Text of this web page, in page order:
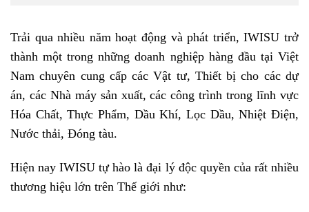
Trải qua nhiều năm hoạt động và phát triển,IWISU trở
thành một trong những doanh nghiệp hàng đầu tại Việt
Nam chuyên cung cấp các Vật tư, Thiết bị cho các dự
án, các Nhà máy sản xuất, các công trình trong lĩnh vực
Hóa Chất, Thực Phẩm, Dầu Khí, Lọc Dầu, Nhiệt Điện,
Nước thải, Đóng tàu.
Hiện nay IWISU tự hào là đại lý độc quyền của rất nhiều
thương hiệu lớn trên Thế giới như: